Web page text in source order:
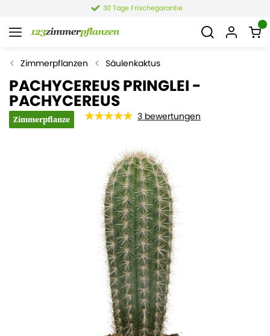
30 Tage Frischegarantie
Zimmerpflanzen Säulenkaktus
PACHYCEREUS PRINGLEI -
PACHYCEREUS
Zimmerpflanze 3 bewertungen